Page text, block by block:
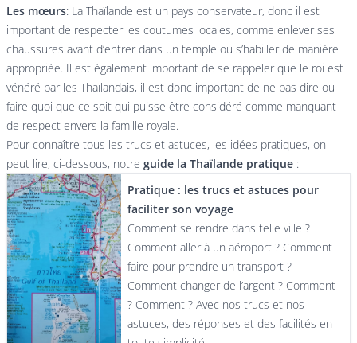
Les mœurs: La Thaïlande est un pays conservateur, donc il est
important de respecter les coutumes locales, comme enlever ses
chaussures avant d’entrer dans un temple ou s’habiller de manière
appropriée. Il est également important de se rappeler que le roi est
vénéré par les Thaïlandais, il est donc important de ne pas dire ou
faire quoi que ce soit qui puisse être considéré comme manquant
de respect envers la famille royale.
Pour connaître tous les trucs et astuces, les idées pratiques, on
peut lire, ci-dessous, notre guide la Thaïlande pratique :
Pratique : les trucs et astuces pour
faciliter son voyage
Comment se rendre dans telle ville ?
Comment aller à un aéroport ? Comment
faire pour prendre un transport ?
Comment changer de l’argent ? Comment
? Comment ? Avec nos trucs et nos
astuces, des réponses et des facilités en